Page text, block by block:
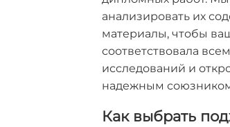
анализировать их
материалы, чтобы
соответствовала
исследований и
надежным
Как выбрать